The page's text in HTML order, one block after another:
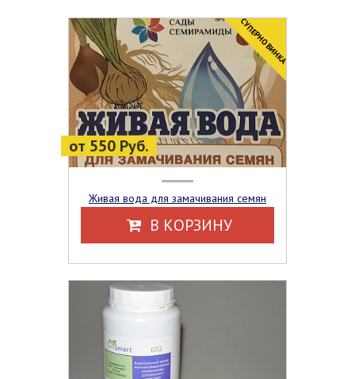
от 550 Руб.
CУПЕРНОВИНКА
Живая вода для замачивания семян
В КОРЗИНУ